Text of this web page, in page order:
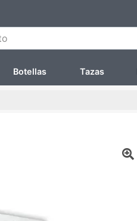
Botellas Tazas